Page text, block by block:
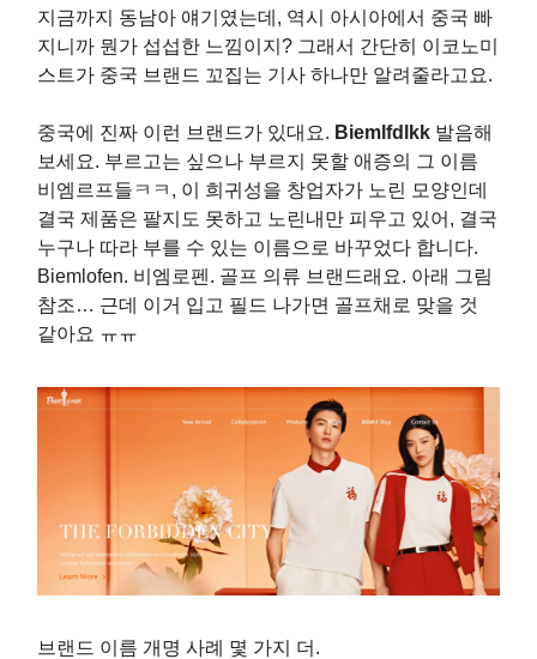
지금까지 동남아 얘기였는데, 역시 아시아에서 중국 빠
지니까 뭔가 섭섭한 느낌이지? 그래서 간단히 이코노미
스트가 중국 브랜드 꼬집는 기사 하나만 알려줄라고요.
중국에 진짜 이런 브랜드가 있대요. Biemlfdlkk 발음해
보세요. 부르고는 싶으나 부르지 못할 애증의 그 이름
비엠르프들ㅋㅋ, 이 희귀성을 창업자가 노린 모양인데
결국 제품은 팔지도 못하고 노린내만 피우고 있어, 결국
누구나 따라 부를 수 있는 이름으로 바꾸었다 합니다.
Biemlofen. 비엠로펜. 골프 의류 브랜드래요. 아래 그림
참조… 근데 이거 입고 필드 나가면 골프채로 맞을 것
같아요 ㅠㅠ
브랜드 이름 개명 사례 몇 가지 더.